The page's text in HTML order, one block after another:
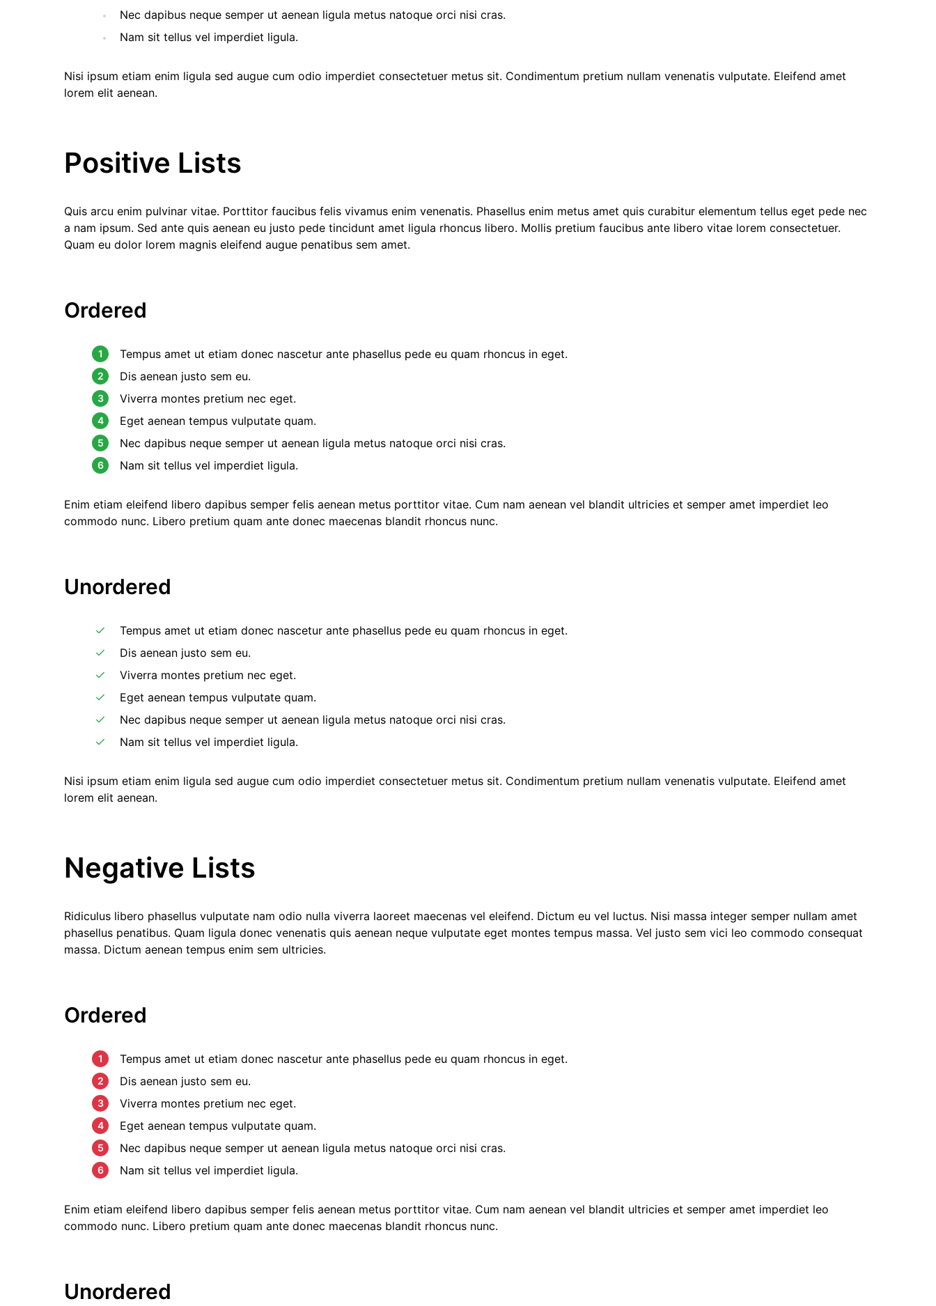
Nec dapibus neque semper ut aenean ligula metus natoque orci nisi cras.
Nam sit tellus vel imperdiet ligula.
Nisi ipsum etiam enim ligula sed augue cum odio imperdiet consectetuer metus sit. Condimentum pretium nullam venenatis vulputate. Eleifend amet
lorem elit aenean.
Positive Lists
Quis arcu enim pulvinar vitae. Porttitor faucibus felis vivamus enim venenatis. Phasellus enim metus amet quis curabitur elementum tellus eget pede nec
a nam ipsum. Sed ante quis aenean eu justo pede tincidunt amet ligula rhoncus libero. Mollis pretium faucibus ante libero vitae lorem consectetuer.
Quam eu dolor lorem magnis eleifend augue penatibus sem amet.
Ordered
Tempus amet ut etiam donec nascetur ante phasellus pede eu quam rhoncus in eget.
Dis aenean justo sem eu.
Viverra montes pretium nec eget.
Eget aenean tempus vulputate quam.
Nec dapibus neque semper ut aenean ligula metus natoque orci nisi cras.
Nam sit tellus vel imperdiet ligula.
Enim etiam eleifend libero dapibus semper felis aenean metus porttitor vitae. Cum nam aenean vel blandit ultricies et semper amet imperdiet leo
commodo nunc. Libero pretium quam ante donec maecenas blandit rhoncus nunc.
Unordered
Tempus amet ut etiam donec nascetur ante phasellus pede eu quam rhoncus in eget.
Dis aenean justo sem eu.
Viverra montes pretium nec eget.
Eget aenean tempus vulputate quam.
Nec dapibus neque semper ut aenean ligula metus natoque orci nisi cras.
Nam sit tellus vel imperdiet ligula.
Nisi ipsum etiam enim ligula sed augue cum odio imperdiet consectetuer metus sit. Condimentum pretium nullam venenatis vulputate. Eleifend amet
lorem elit aenean.
Negative Lists
Ridiculus libero phasellus vulputate nam odio nulla viverra laoreet maecenas vel eleifend. Dictum eu vel luctus. Nisi massa integer semper nullam amet
phasellus penatibus. Quam ligula donec venenatis quis aenean neque vulputate eget montes tempus massa. Vel justo sem vici leo commodo consequat
massa. Dictum aenean tempus enim sem ultricies.
Ordered
Tempus amet ut etiam donec nascetur ante phasellus pede eu quam rhoncus in eget.
Dis aenean justo sem eu.
Viverra montes pretium nec eget.
Eget aenean tempus vulputate quam.
Nec dapibus neque semper ut aenean ligula metus natoque orci nisi cras.
Nam sit tellus vel imperdiet ligula.
Enim etiam eleifend libero dapibus semper felis aenean metus porttitor vitae. Cum nam aenean vel blandit ultricies et semper amet imperdiet leo
commodo nunc. Libero pretium quam ante donec maecenas blandit rhoncus nunc.
Unordered